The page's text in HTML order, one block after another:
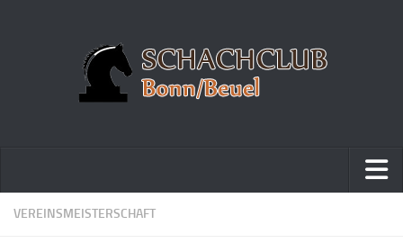
Home
VEREINSMEISTERSCHAFT